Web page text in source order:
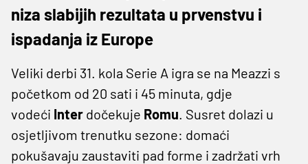
niza slabijih rezultata u prvenstvu i
ispadanja iz Europe
Veliki derbi 31. kola Serie A igra se na Meazzi s
početkom od 20 sati i 45 minuta, gdje
vodeći Inter dočekuje Romu. Susret dolazi u
osjetljivom trenutku sezone: domaći
pokušavaju zaustaviti pad forme i zadržati vrh